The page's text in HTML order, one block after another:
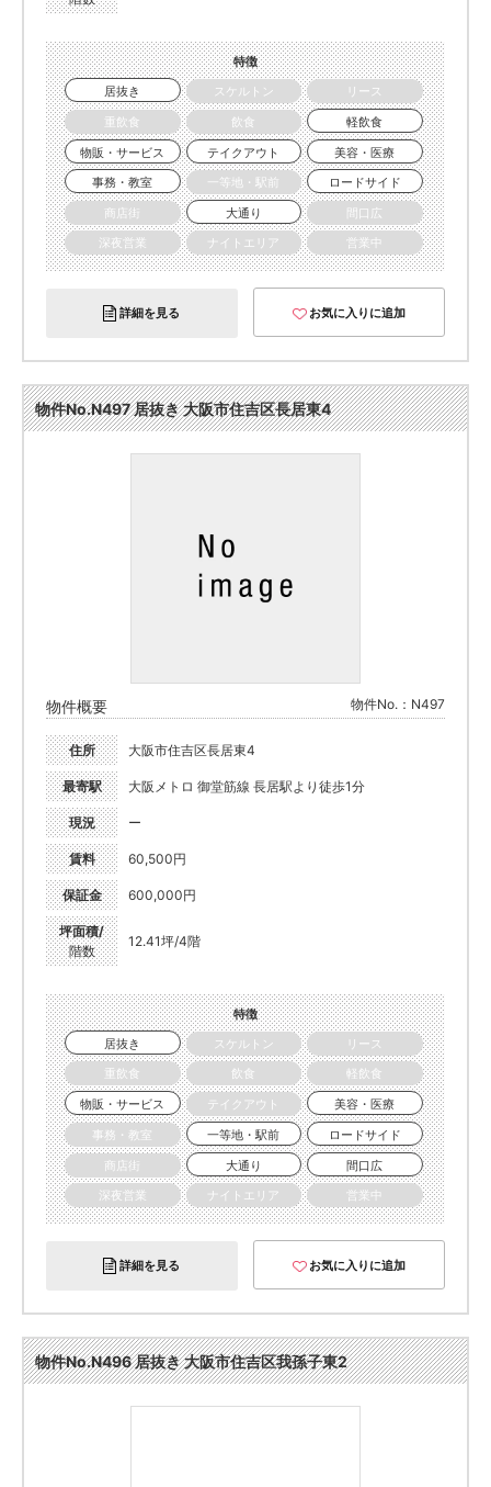
特徴
居抜き
スケルトン
リース
重飲食
飲食
軽飲食
物販・サービス
テイクアウト
美容・医療
事務・教室
一等地・駅前
ロードサイド
商店街
大通り
間口広
深夜営業
ナイトエリア 営業中
詳細を見る お気に入りに追加
物件No.N497 居抜き 大阪市住吉区長居東4
物件概要 物件No.：N497
住所 大阪市住吉区長居東4
最寄駅 大阪メトロ 御堂筋線 長居駅より徒歩1分
現況 ー
賃料 60,500円
保証金 600,000円
坪面積/
階数
12.41坪/4階
特徴
居抜き
スケルトン
リース
重飲食
飲食
軽飲食
物販・サービス
テイクアウト
美容・医療
事務・教室
一等地・駅前
ロードサイド
商店街
大通り
間口広
深夜営業
ナイトエリア 営業中
詳細を見る お気に入りに追加
物件No.N496 居抜き 大阪市住吉区我孫子東2